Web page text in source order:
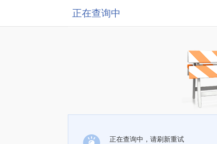
正在查询中
正在查询中，请刷新重试